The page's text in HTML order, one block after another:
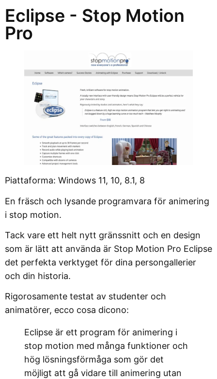
Eclipse - Stop Motion
Pro
Piattaforma: Windows 11, 10, 8.1, 8
En fräsch och lysande programvara för animering
i stop motion.
Tack vare ett helt nytt gränssnitt och en design
som är lätt att använda är Stop Motion Pro Eclipse
det perfekta verktyget för dina persongallerier
och din historia.
Rigorosamente testat av studenter och
animatörer, ecco cosa dicono:
Eclipse är ett program för animering i
stop motion med många funktioner och
hög lösningsförmåga som gör det
möjligt att gå vidare till animering utan